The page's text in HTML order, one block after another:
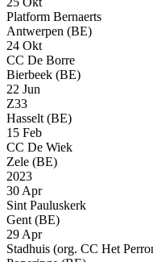
Platform Bernaerts
Antwerpen (BE)
24 Okt
CC De Borre
Bierbeek (BE)
22 Jun
Z33
Hasselt (BE)
15 Feb
CC De Wiek
Zele (BE)
2023
30 Apr
Sint Pauluskerk
Gent (BE)
29 Apr
Stadhuis (org. CC Het